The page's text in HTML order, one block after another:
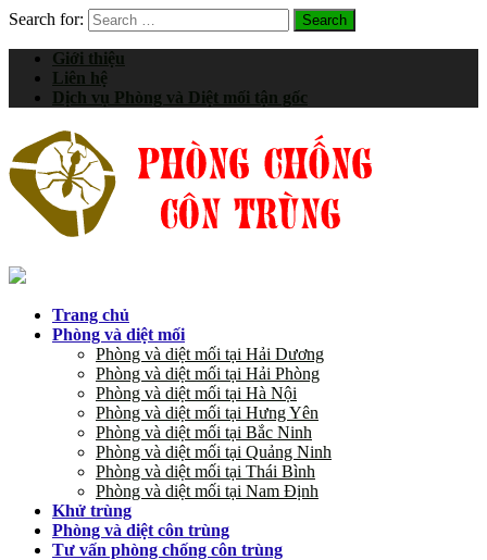
Search for:
Giới thiệu
Liên hệ
Dịch vụ Phòng và Diệt mối tận gốc
Trang chủ
Phòng và diệt mối
Phòng và diệt mối tại Hải Dương
Phòng và diệt mối tại Hải Phòng
Phòng và diệt mối tại Hà Nội
Phòng và diệt mối tại Hưng Yên
Phòng và diệt mối tại Bắc Ninh
Phòng và diệt mối tại Quảng Ninh
Phòng và diệt mối tại Thái Bình
Phòng và diệt mối tại Nam Định
Khử trùng
Phòng và diệt côn trùng
Tư vấn phòng chống côn trùng